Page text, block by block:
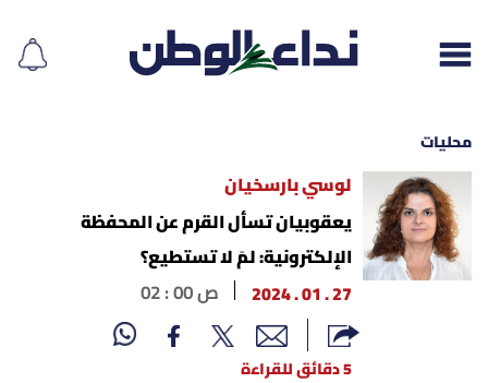
إقرأ الجريدة
لبنان
محليات
لوسي بارسخيان
يعقوبيان تسأل القرم عن المحفظة
الإلكترونية: لمَ لا تستطيع؟
27 . 01 . 2024
02 : 00 ص
5 دقائق للقراءة